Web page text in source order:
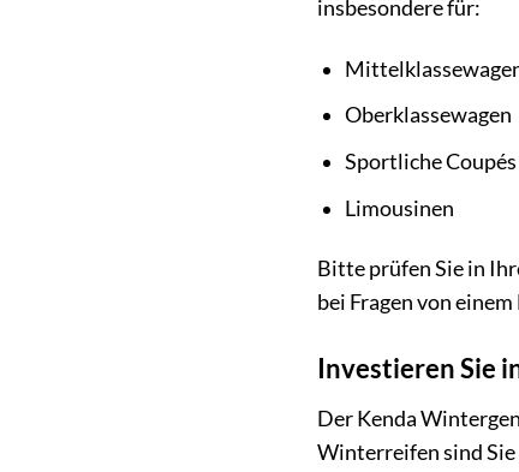
insbesondere für:
Oberklassewagen
Sportliche Coupés
Limousinen
Bitte prüfen Sie in
bei Fragen von
Investieren Sie
Der Kenda
Winterreifen sind Sie